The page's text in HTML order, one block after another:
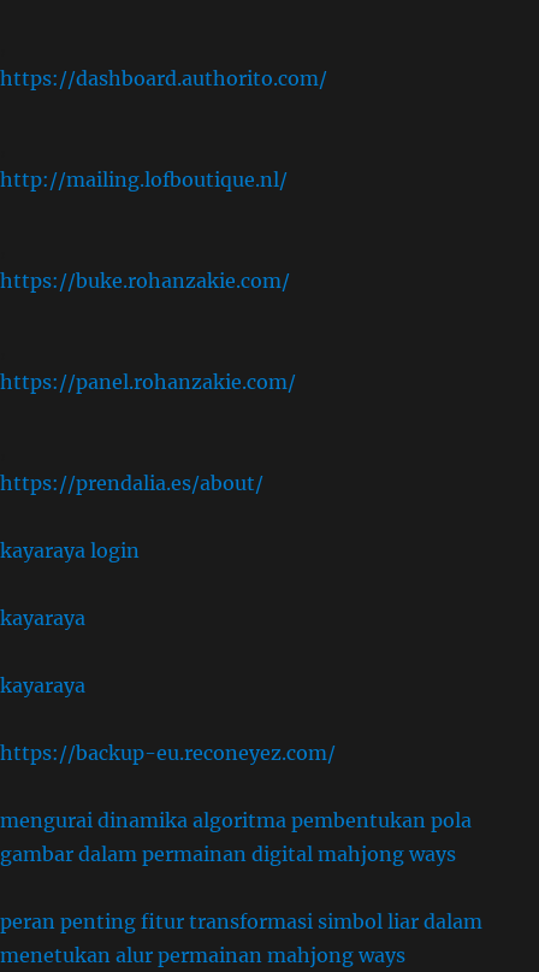
https://dashboard.authorito.com/
http://mailing.lofboutique.nl/
https://buke.rohanzakie.com/
https://panel.rohanzakie.com/
https://prendalia.es/about/
kayaraya login
kayaraya
kayaraya
https://backup-eu.reconeyez.com/
mengurai dinamika algoritma pembentukan pola
gambar dalam permainan digital mahjong ways
peran penting fitur transformasi simbol liar dalam
menetukan alur permainan mahjong ways